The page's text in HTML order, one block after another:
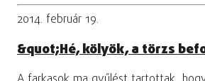
2014. február 19.
&quot;Hé, kölyök, a törzs